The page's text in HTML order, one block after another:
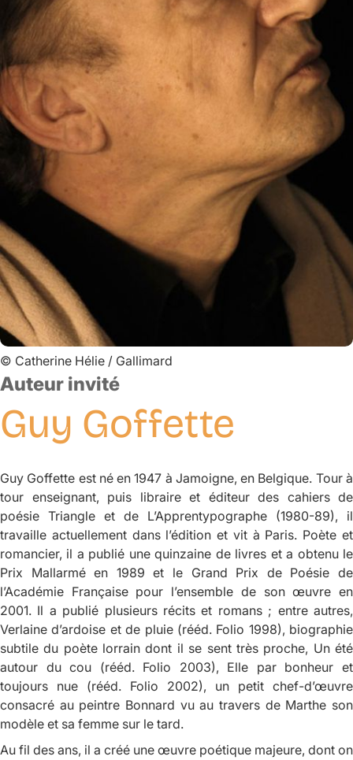
© Catherine Hélie / Gallimard
Auteur invité
Guy Goffette
Guy Goffette est né en 1947 à Jamoigne, en Belgique. Tour à
tour enseignant, puis libraire et éditeur des cahiers de
poésie Triangle et de L’Apprentypographe (1980-89), il
travaille actuellement dans l’édition et vit à Paris. Poète et
romancier, il a publié une quinzaine de livres et a obtenu le
Prix Mallarmé en 1989 et le Grand Prix de Poésie de
l’Académie Française pour l’ensemble de son œuvre en
2001. Il a publié plusieurs récits et romans ; entre autres,
Verlaine d’ardoise et de pluie (rééd. Folio 1998), biographie
subtile du poète lorrain dont il se sent très proche, Un été
autour du cou (rééd. Folio 2003), Elle par bonheur et
toujours nue (rééd. Folio 2002), un petit chef-d’œuvre
consacré au peintre Bonnard vu au travers de Marthe son
modèle et sa femme sur le tard.
Au fil des ans, il a créé une œuvre poétique majeure, dont on